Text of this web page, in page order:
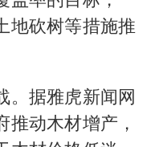
地砍树等措施推
。据雅虎新闻网
动木材增产，